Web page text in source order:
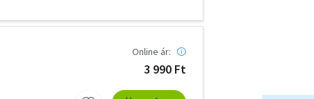
Online ár:
3 990 Ft